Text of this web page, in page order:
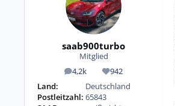
saab900turbo
Mitglied
4,2k
Beiträge 942
Reputation
Land:
Deutschland
Postleitzahl: 65843